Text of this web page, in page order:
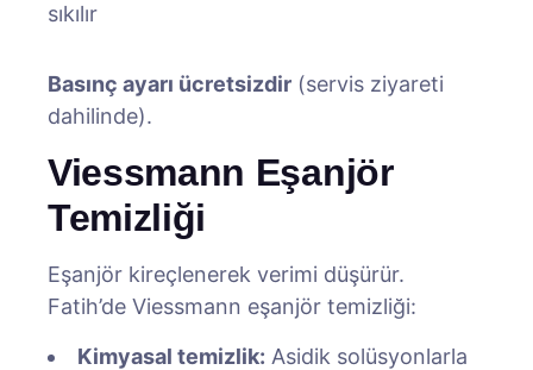
sıkılır
Basınç ayarı ücretsizdir (servis ziyareti
dahilinde).
Viessmann Eşanjör
Temizliği
Eşanjör kireçlenerek verimi düşürür.
Fatih’de Viessmann eşanjör temizliği:
Kimyasal temizlik: Asidik solüsyonlarla